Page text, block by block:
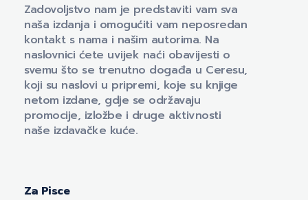
Zadovoljstvo nam je predstaviti vam sva
naša izdanja i omogućiti vam neposredan
kontakt s nama i našim autorima. Na
naslovnici ćete uvijek naći obavijesti o
svemu što se trenutno događa u Ceresu,
koji su naslovi u pripremi, koje su knjige
netom izdane, gdje se održavaju
promocije, izložbe i druge aktivnosti
naše izdavačke kuće.
Za Pisce